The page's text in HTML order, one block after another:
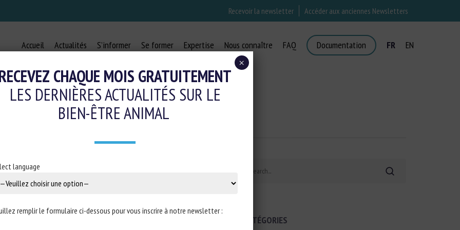
Recevoir la newsletter Accéder aux anciennes Newsletters
Accueil Actualités S’informer Se former Expertise Nous connaître FAQ Documentation FR EN
CATÉGORIES
CHAQUE MOIS GRATUITEMENT
LES DERNIÈRES ACTUALITÉS SUR LE
BIEN-ÊTRE ANIMAL
language
remplir le formulaire ci-dessous pour vous inscrire à notre newsletter :
×